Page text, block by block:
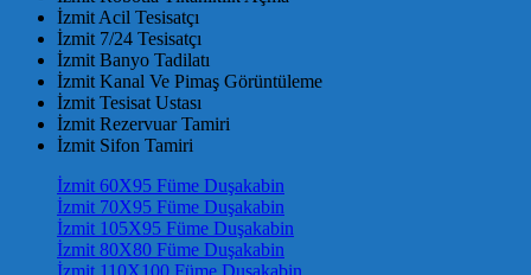
İzmit Acil Tesisatçı
İzmit 7/24 Tesisatçı
İzmit Banyo Tadilatı
İzmit Kanal Ve Pimaş Görüntüleme
İzmit Tesisat Ustası
İzmit Rezervuar Tamiri
İzmit Sifon Tamiri
İzmit 60X95 Füme Duşakabin
İzmit 70X95 Füme Duşakabin
İzmit 105X95 Füme Duşakabin
İzmit 80X80 Füme Duşakabin